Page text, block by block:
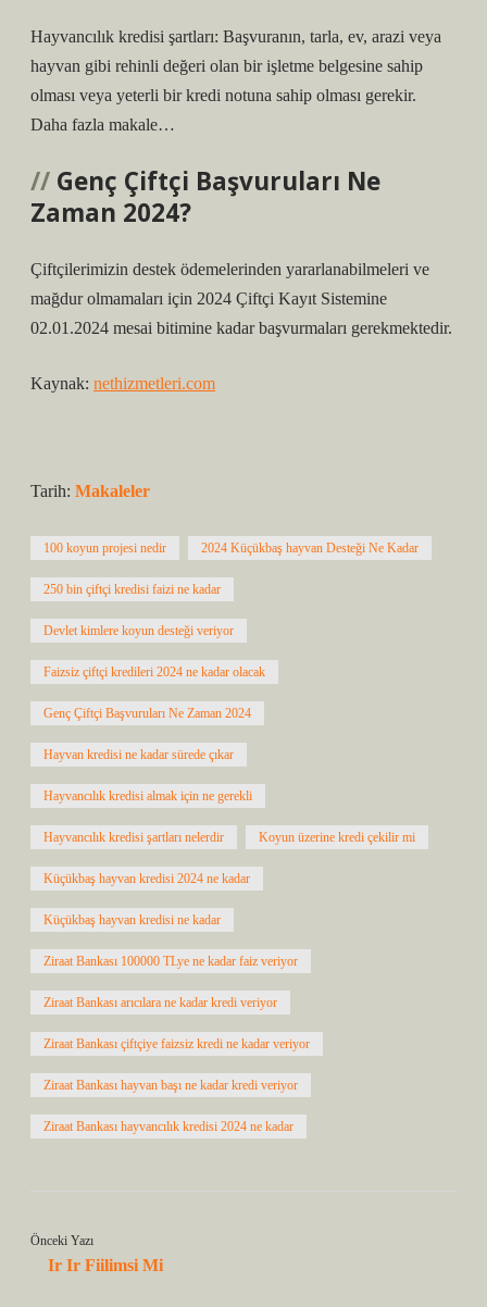
Hayvancılık kredisi şartları: Başvuranın, tarla, ev, arazi veya
hayvan gibi rehinli değeri olan bir işletme belgesine sahip
olması veya yeterli bir kredi notuna sahip olması gerekir.
Daha fazla makale…
Genç Çiftçi Başvuruları Ne
Zaman 2024?
Çiftçilerimizin destek ödemelerinden yararlanabilmeleri ve
mağdur olmamaları için 2024 Çiftçi Kayıt Sistemine
02.01.2024 mesai bitimine kadar başvurmaları gerekmektedir.
Kaynak: nethizmetleri.com
Tarih: Makaleler
100 koyun projesi nedir 2024 Küçükbaş hayvan Desteği Ne Kadar
250 bin çiftçi kredisi faizi ne kadar
Devlet kimlere koyun desteği veriyor
Faizsiz çiftçi kredileri 2024 ne kadar olacak
Genç Çiftçi Başvuruları Ne Zaman 2024
Hayvan kredisi ne kadar sürede çıkar
Hayvancılık kredisi almak için ne gerekli
Hayvancılık kredisi şartları nelerdir Koyun üzerine kredi çekilir mi
Küçükbaş hayvan kredisi 2024 ne kadar
Küçükbaş hayvan kredisi ne kadar
Ziraat Bankası 100000 TLye ne kadar faiz veriyor
Ziraat Bankası arıcılara ne kadar kredi veriyor
Ziraat Bankası çiftçiye faizsiz kredi ne kadar veriyor
Ziraat Bankası hayvan başı ne kadar kredi veriyor
Ziraat Bankası hayvancılık kredisi 2024 ne kadar
Önceki Yazı
Ir Ir Fiilimsi Mi